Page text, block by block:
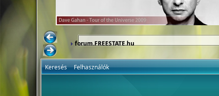
forum.FREESTATE.hu
Keresés Felhasználók